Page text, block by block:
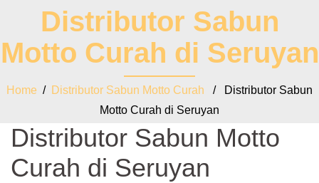
Distributor Sabun
Motto Curah di Seruyan
Home / Distributor Sabun Motto Curah / Distributor Sabun
Motto Curah di Seruyan
Distributor Sabun Motto
Curah di Seruyan